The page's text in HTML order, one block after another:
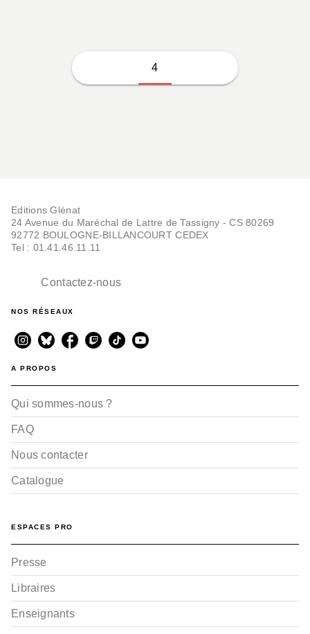
4
Editions Glénat
24 Avenue du Maréchal de Lattre de Tassigny - CS 80269
92772 BOULOGNE-BILLANCOURT CEDEX
Tel : 01.41.46.11.11
Contactez-nous
NOS RÉSEAUX
A PROPOS
Qui sommes-nous ?
FAQ
Nous contacter
Catalogue
ESPACES PRO
Presse
Libraires
Enseignants